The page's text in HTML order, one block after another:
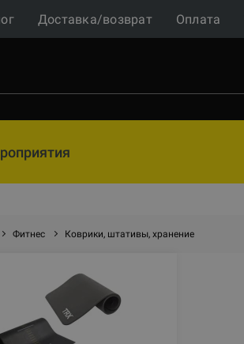
Доставка/возврат Оплата
Фитнес Коврики, штативы, хранение